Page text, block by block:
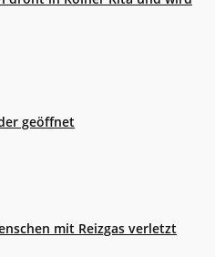
geöffnet
mit Reizgas verletzt